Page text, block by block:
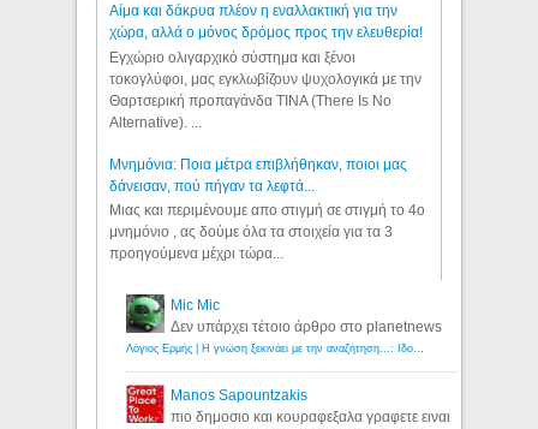
Αίμα και δάκρυα πλέον η εναλλακτική για την
χώρα, αλλά ο μόνος δρόμος προς την ελευθερία!
Εγχώριο ολιγαρχικό σύστημα και ξένοι
τοκογλύφοι, μας εγκλωβίζουν ψυχολογικά με την
Θαρτσερική προπαγάνδα TINA (There Is No
Alternative). ...
Μνημόνια: Ποια μέτρα επιβλήθηκαν, ποιοι μας
δάνεισαν, πού πήγαν τα λεφτά...
Μιας και περιμένουμε απο στιγμή σε στιγμή το 4ο
μνημόνιο , ας δούμε όλα τα στοιχεία για τα 3
προηγούμενα μέχρι τώρα...
Mic Mic
Δεν υπάρχει τέτοιο άρθρο στο planetnews
Λόγιος Ερμής | Η γνώση ξεκινάει με την αναζήτηση...: Ιδού οι 18 που χρωστούν 11 δις ευρώ!
Manos Sapountzakis
πιο δημοσιο και κουραφεξαλα γραφετε ειναι